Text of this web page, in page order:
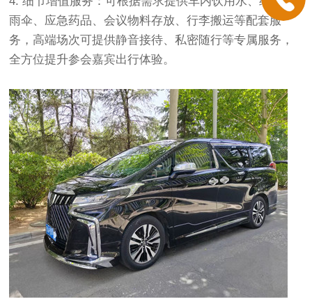
雨伞、应急药品、会议物料存放、行李搬运等配套服
务，高端场次可提供静音接待、私密随行等专属服务，
全方位提升参会嘉宾出行体验。